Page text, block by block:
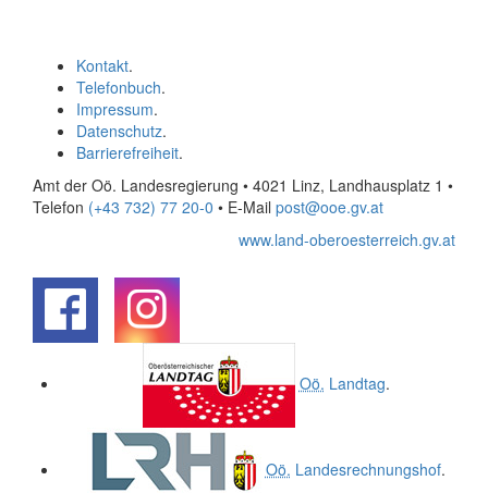
Kontakt.
Telefonbuch.
Impressum.
Datenschutz.
Barrierefreiheit.
Amt der Oö. Landesregierung • 4021 Linz, Landhausplatz 1 •
Telefon (+43 732) 77 20-0 • E-Mail post@ooe.gv.at
www.land-oberoesterreich.gv.at
Oö. Landtag.
Oö. Landesrechnungshof.